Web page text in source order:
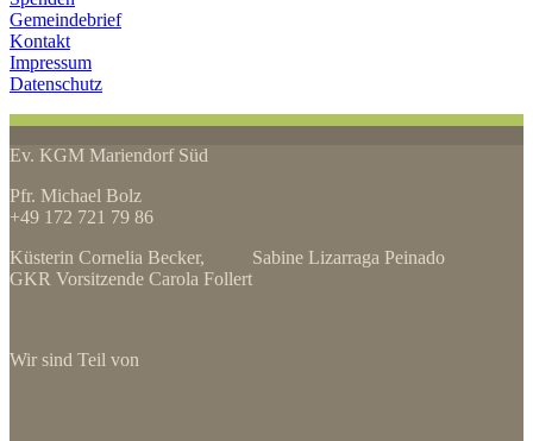
Gemeindebrief
Kontakt
Impressum
Datenschutz
Ev. KGM Mariendorf Süd
Pfr. Michael Bolz
+49 172 721 79 86
Küsterin Cornelia Becker, Sabine Lizarraga Peinado
GKR Vorsitzende Carola Follert
Wir sind Teil von